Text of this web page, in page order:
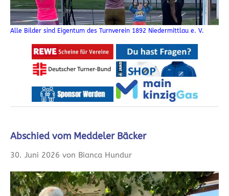
Alle Bilder sind Eigentum des Turnverein 1892 Niedermittlau e. V.
Abschied vom Meddeler Bäcker
30. Juni 2026 von Bianca Hundur